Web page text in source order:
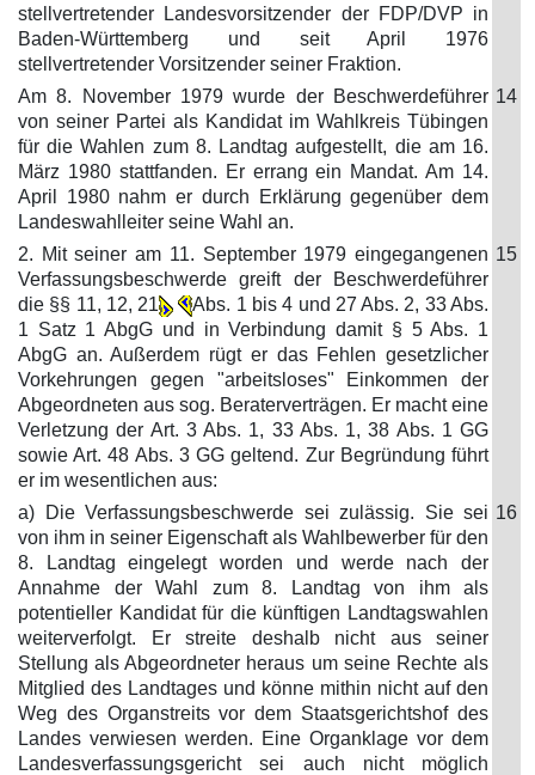
stellvertretender Landesvorsitzender der FDP/DVP in
Baden-Württemberg und seit April 1976
stellvertretender Vorsitzender seiner Fraktion.
Am 8. November 1979 wurde der Beschwerdeführer
von seiner Partei als Kandidat im Wahlkreis Tübingen
für die Wahlen zum 8. Landtag aufgestellt, die am 16.
März 1980 stattfanden. Er errang ein Mandat. Am 14.
April 1980 nahm er durch Erklärung gegenüber dem
Landeswahlleiter seine Wahl an.
14
2. Mit seiner am 11. September 1979 eingegangenen
Verfassungsbeschwerde greift der Beschwerdeführer
die §§ 11, 12, 21
Abs. 1 bis 4 und 27 Abs. 2, 33 Abs.
1 Satz 1 AbgG und in Verbindung damit § 5 Abs. 1
AbgG an. Außerdem rügt er das Fehlen gesetzlicher
Vorkehrungen gegen "arbeitsloses" Einkommen der
Abgeordneten aus sog. Beraterverträgen. Er macht eine
Verletzung der Art. 3 Abs. 1, 33 Abs. 1, 38 Abs. 1 GG
sowie Art. 48 Abs. 3 GG geltend. Zur Begründung führt
er im wesentlichen aus:
15
a) Die Verfassungsbeschwerde sei zulässig. Sie sei
von ihm in seiner Eigenschaft als Wahlbewerber für den
8. Landtag eingelegt worden und werde nach der
Annahme der Wahl zum 8. Landtag von ihm als
potentieller Kandidat für die künftigen Landtagswahlen
weiterverfolgt. Er streite deshalb nicht aus seiner
Stellung als Abgeordneter heraus um seine Rechte als
Mitglied des Landtages und könne mithin nicht auf den
Weg des Organstreits vor dem Staatsgerichtshof des
Landes verwiesen werden. Eine Organklage vor dem
Landesverfassungsgericht sei auch nicht möglich
16